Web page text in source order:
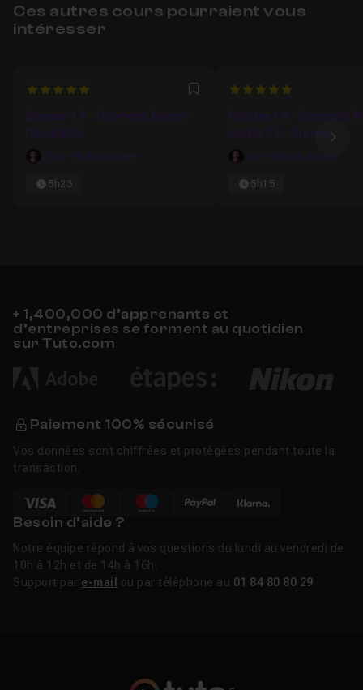
Ces autres cours pourraient vous
intéresser
5 Favori
Blender 4.X - Geometry Nodes -
Débutants
Jean-Michel Rosee
5h23
5
Blender 4.X - Geometry
Atelier 03 - Curves
Jean-Michel Rosee
5h15
+ 1,400,000 d’apprenants et
d’entreprises se forment au quotidien
sur Tuto.com
Paiement 100% sécurisé
Vos données sont chiffrées et protégées pendant toute la
transaction.
Besoin d’aide ?
Notre équipe répond à vos questions du lundi au vendredi de
10h à 12h et de 14h à 16h.
Support par e-mail ou par téléphone au 01 84 80 80 29